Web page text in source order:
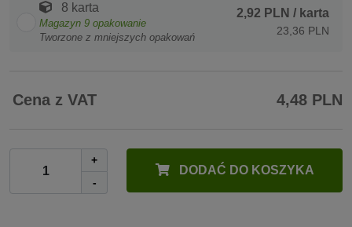
8 karta
Magazyn 9 opakowanie
Tworzone z mniejszych opakowań
2,92 PLN / karta
23,36 PLN
Cena z VAT 4,48 PLN
+
-
DODAĆ DO KOSZYKA